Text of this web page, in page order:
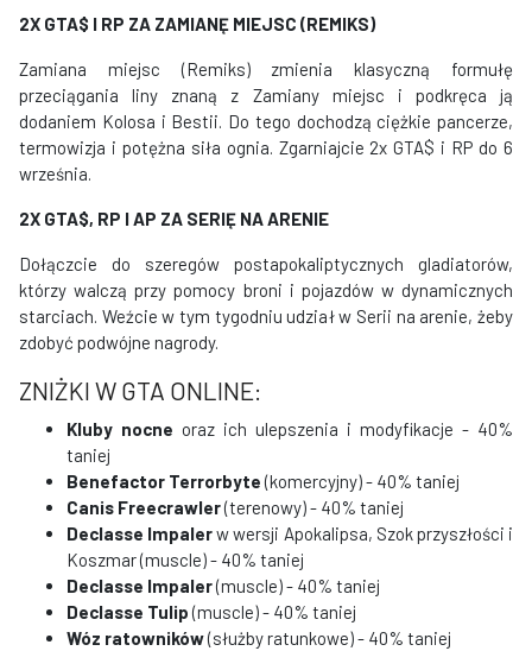
2X GTA$ I RP ZA ZAMIANĘ MIEJSC (REMIKS)
Zamiana miejsc (Remiks) zmienia klasyczną formułę
przeciągania liny znaną z Zamiany miejsc i podkręca ją
dodaniem Kolosa i Bestii. Do tego dochodzą ciężkie pancerze,
termowizja i potężna siła ognia. Zgarniajcie 2x GTA$ i RP do 6
września.
2X GTA$, RP I AP ZA SERIĘ NA ARENIE
Dołączcie do szeregów postapokaliptycznych gladiatorów,
którzy walczą przy pomocy broni i pojazdów w dynamicznych
starciach. Weźcie w tym tygodniu udział w Serii na arenie, żeby
zdobyć podwójne nagrody.
ZNIŻKI W GTA ONLINE:
Kluby nocne oraz ich ulepszenia i modyfikacje - 40%
taniej
Benefactor Terrorbyte(komercyjny) - 40% taniej
Canis Freecrawler(terenowy) - 40% taniej
Declasse Impalerw wersji Apokalipsa, Szok przyszłości i
Koszmar (muscle) - 40% taniej
Declasse Impaler(muscle) - 40% taniej
Declasse Tulip(muscle) - 40% taniej
Wóz ratowników(służby ratunkowe) - 40% taniej